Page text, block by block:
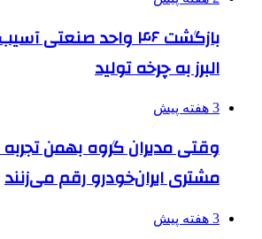
بازگشت ۴۶ واحد صنعتی
البرز به چرخه تولید
3 هفته پیش
وقتی مدیران گروه بهمن
مشتری ایران‌خودرو رقم می‌زنند
3 هفته پیش